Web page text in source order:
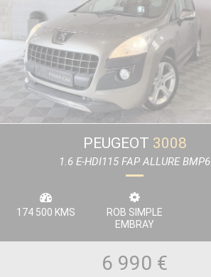
PEUGEOT 3008
1.6 E-HDI115 FAP ALLURE BMP6
174 500 KMS
ROB SIMPLE
EMBRAY
6 990 €